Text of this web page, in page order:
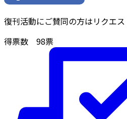
復刊活動にご賛同の方はリクエス
得票数 98票